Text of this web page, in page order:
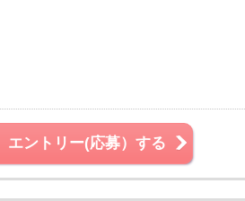
エントリー(応募）する